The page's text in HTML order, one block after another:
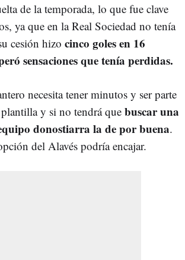
de la temporada, lo que fue clave
ya que en la Real Sociedad no tenía
cesión hizo cinco goles en 16
sensaciones que tenía perdidas.
necesita tener minutos y ser parte
y si no tendrá que buscar una
donostiarra la de por buena.
del Alavés podría encajar.